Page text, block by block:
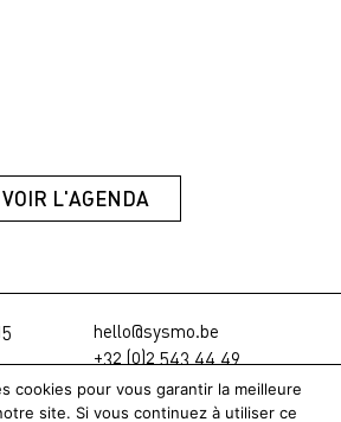
VOIR L'AGENDA
hello@sysmo.be
+32 (0)2 543 44 49
© SYSMO 2026
cookies pour vous garantir la meilleure
site. Si vous continuez à utiliser ce